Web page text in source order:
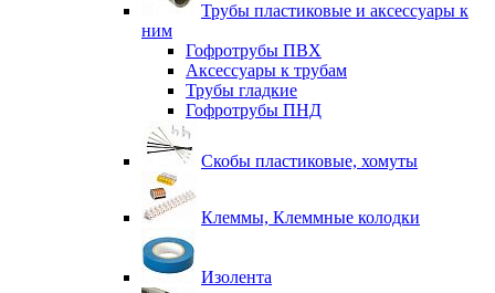
Трубы пластиковые и аксессуары к
ним
Гофротрубы ПВХ
Аксессуары к трубам
Трубы гладкие
Гофротрубы ПНД
Скобы пластиковые, хомуты
Клеммы, Клеммные колодки
Изолента